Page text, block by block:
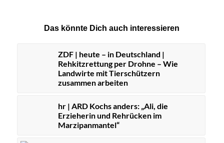
Das könnte Dich auch interessieren
ZDF | heute – in Deutschland |
Rehkitzrettung per Drohne – Wie
Landwirte mit Tierschützern
zusammen arbeiten
hr | ARD Kochs anders: „Ali, die
Erzieherin und Rehrücken im
Marzipanmantel“